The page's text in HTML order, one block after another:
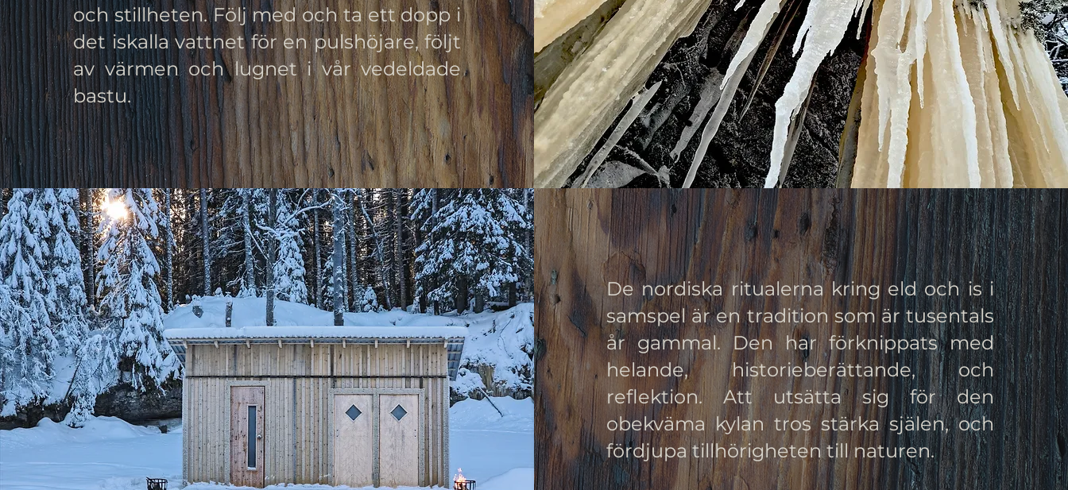
och stillheten. Följ med och ta ett dopp i
det iskalla vattnet för en pulshöjare, följt
av värmen och lugnet i vår vedeldade
bastu.
De nordiska ritualerna kring eld och is i
samspel är en tradition som är tusentals
år gammal. Den har förknippats med
helande, historieberättande, och
reflektion. Att utsätta sig för den
obekväma kylan tros stärka själen, och
fördjupa tillhörigheten till naturen.